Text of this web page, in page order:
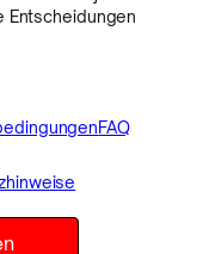
Entscheidungen
FAQ